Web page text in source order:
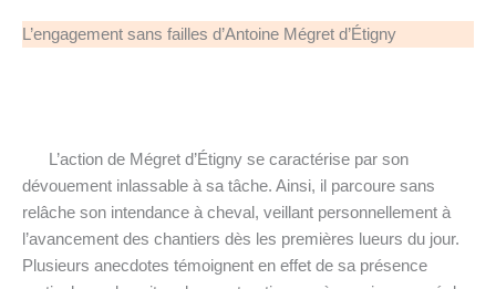
L’engagement sans failles d’Antoine Mégret d’Étigny
L’action de Mégret d’Étigny se caractérise par son
dévouement inlassable à sa tâche. Ainsi, il parcoure sans
relâche son intendance à cheval, veillant personnellement à
l’avancement des chantiers dès les premières lueurs du jour.
Plusieurs anecdotes témoignent en effet de sa présence